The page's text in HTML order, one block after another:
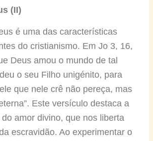
(II)
é uma das características
do cristianismo. Em Jo 3, 16,
Deus amou o mundo de tal
o seu Filho unigénito, para
que nele crê não pereça, mas
Este versículo destaca a
amor divino, que nos liberta
escravidão. Ao experimentar o